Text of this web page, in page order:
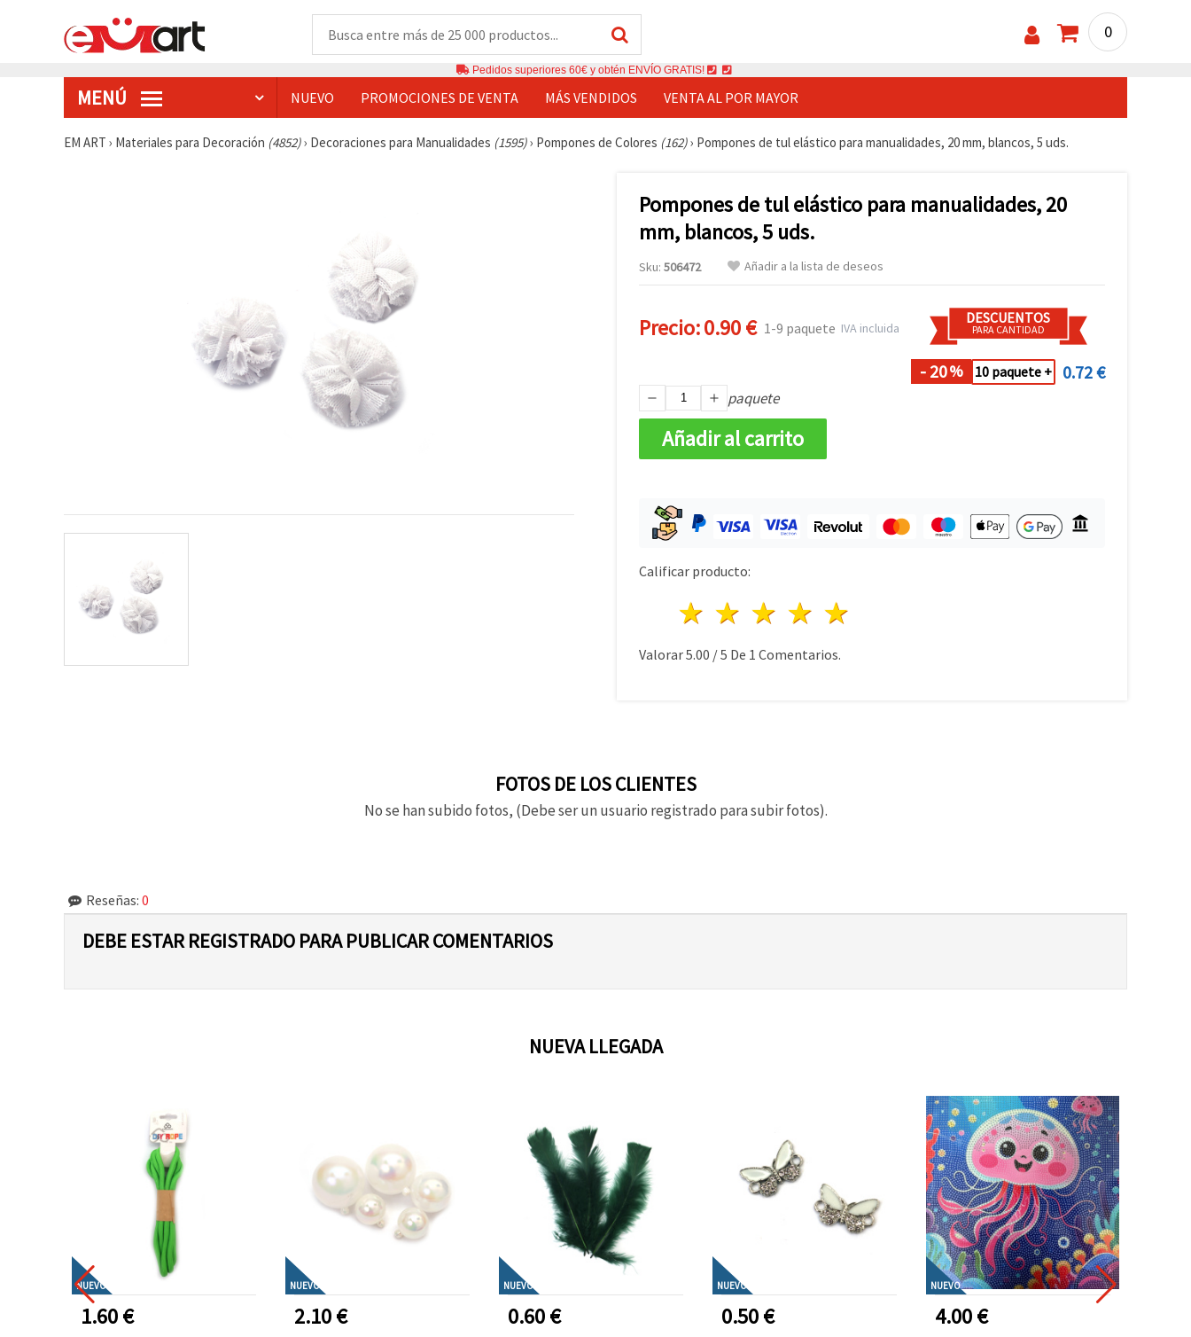
0
Pedidos superiores 60€ y obtén ENVÍO GRATIS!
MENÚ NUEVO PROMOCIONES DE VENTA MÁS VENDIDOS VENTA AL POR MAYOR
EM ART › Materiales para Decoración (4852)› Decoraciones para Manualidades (1595)› Pompones de Colores (162)› Pompones de tul elástico para manualidades, 20 mm, blancos, 5 uds.
Pompones de tul elástico para manualidades, 20
mm, blancos, 5 uds.
Sku: 506472 Añadir a la lista de deseos
Precio:0.90 € 1-9 paquete IVA incluida
DESCUENTOS
PARA CANTIDAD
- 20% 10 paquete + 0.72 €
paquete
Añadir al carrito
Calificar producto:
4 estrellas
3 estrellas
2 estrellas
1 estrella
Valorar5.00 /5 De 1 Comentarios.
FOTOS DE LOS CLIENTES
No se han subido fotos, (Debe ser un usuario registrado para subir fotos).
Reseñas: 0
DEBE ESTAR REGISTRADO PARA PUBLICAR COMENTARIOS
NUEVA LLEGADA
NUEVO
1.60 €
NUEVO
2.10 €
NUEVO
0.60 €
NUEVO
0.50 €
NUEVO
4.00 €